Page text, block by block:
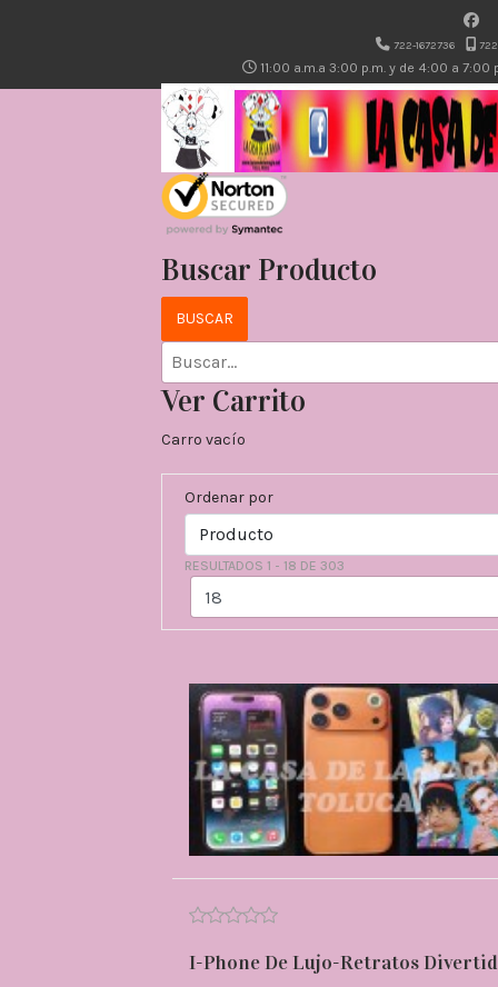
722-1672736
11:00 a.m.a 3:00 p.m. y de 4:00 a 7:00
Buscar Producto
Ver Carrito
Carro vacío
Ordenar por
RESULTADOS 1 - 18 DE 303
I-Phone De Lujo-Retratos